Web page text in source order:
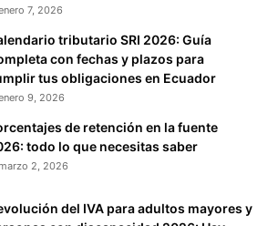
7, 2026
tributario SRI 2026: Guía
con fechas y plazos para
tus obligaciones en Ecuador
9, 2026
de retención en la fuente
todo lo que necesitas saber
2, 2026
del IVA para adultos mayores y